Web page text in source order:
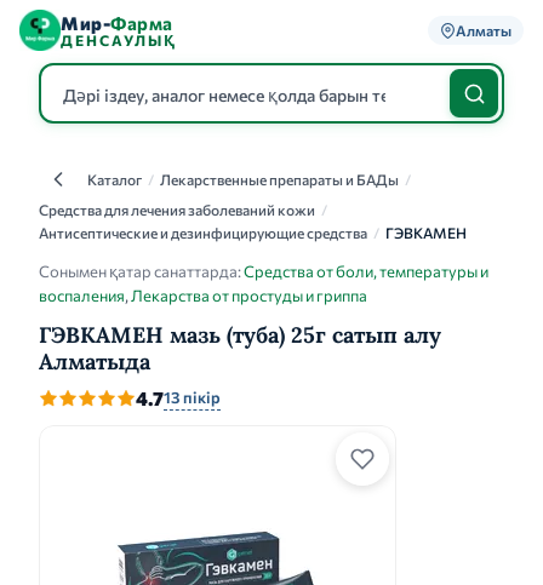
Мир-Фарма
ДЕНСАУЛЫҚ
Алматы
КаталогКаталог / Лекарственные препараты и БАДы /
Средства для лечения заболеваний кожи /
Антисептические и дезинфицирующие средства / ГЭВКАМЕН
Сонымен қатар санаттарда:Средства от боли, температуры и
воспаления, Лекарства от простуды и гриппа
ГЭВКАМЕН мазь (туба) 25г сатып алу
Алматыда
4.713 пікір